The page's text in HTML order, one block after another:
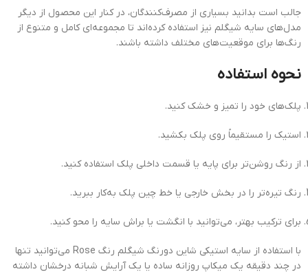
جالب است بدانید بسیاری از مصرف‌کنندگان، در کنار این محصول از دیگر
مدل‌های سایه شیگلم نیز استفاده کرده‌اند تا مجموعه‌ای کامل و متنوع از
رنگ‌ها برای موقعیت‌های مختلف داشته باشند.
نحوه استفاده
پلک‌های خود را تمیز و خشک کنید.
استیک را مستقیماً روی پلک بکشید.
از رنگ روشن‌تر برای پایه یا قسمت داخلی پلک استفاده کنید.
رنگ تیره‌تر را در بخش خارجی یا خط چین پلک به‌کار ببرید.
برای ترکیب بهتر، می‌توانید با انگشت یا براش سایه را محو کنید.
با استفاده از سایه استیکی شاین دورنگ شیگلم رنگ Rose می‌توانید تنها
در چند دقیقه یک میکاپ روزانه ساده یا یک آرایش شبانه درخشان داشته